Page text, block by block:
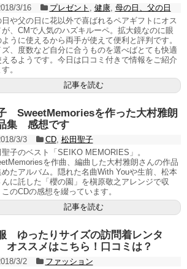
3/16 プレゼント , 健康, 母の日、父の日
日や父の日に花以外で喜ばれるペアギフトにオス
が、CMで人気のハズキルーペ。拡大鏡なのに眼
うに使えるから両手が使えて便利と評判です。
ズ、度数など自分に合うものを選べばとても快適
えるようです。今日は口コミ付きで情報をご紹介
。
記事を読む
SweetMemoriesを作った大村雅朗
集 感想です
3/3 CD, 松田聖子
子のベスト「SEIKO MEMORIES」。
を作曲、編曲した大村雅朗さんの作品
めたアルバム。隠れた名曲With Youや生前、松本
んに託した「櫻の園」を槇原敬之アレンジで収
のCDの感想を綴っています。
記事を読む
ゆったりサイズの訪問着レンタ
ススメはこちら！口コミは？
3/2
ファッション